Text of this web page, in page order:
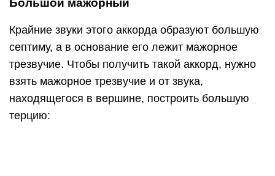
Уменьшенный септаккорд
Уменьшенный септаккорд получить проще всего
– строим уменьшенное трезвучие и к вершине
добавляем малую терцию: